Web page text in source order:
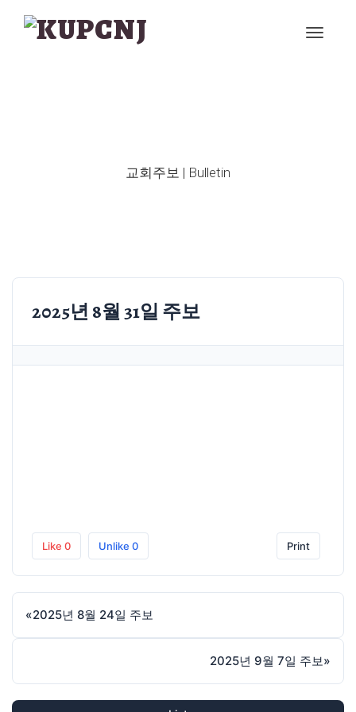
교회주보 | Bulletin
2025년 8월 31일 주보
Like 0 Unlike 0 Print
«2025년 8월 24일 주보
2025년 9월 7일 주보»